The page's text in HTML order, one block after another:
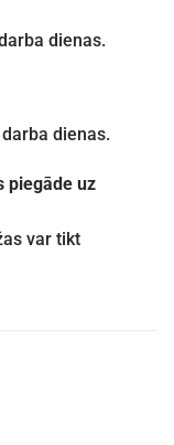
dienas.
dienas.
piegāde uz
var tikt